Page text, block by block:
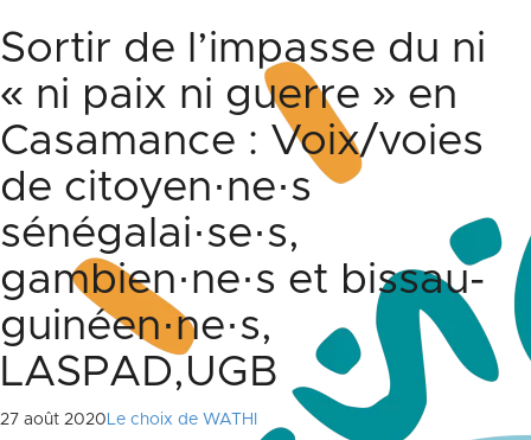
Sortir de l’impasse du ni
« ni paix ni guerre » en
Casamance : Voix/voies
de citoyen·ne·s
sénégalai·se·s,
gambien·ne·s et bissau-
guinéen·ne·s,
LASPAD,UGB
27 août 2020 Le choix de WATHI